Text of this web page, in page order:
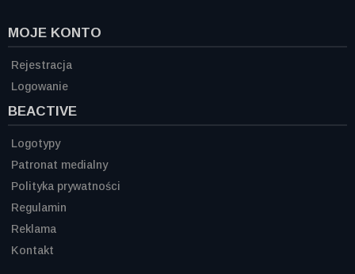
MOJE KONTO
Rejestracja
Logowanie
BEACTIVE
Logotypy
Patronat medialny
Polityka prywatności
Regulamin
Reklama
Kontakt